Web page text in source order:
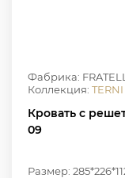
Фабрика:
Коллекция: TERNI
Кровать с
09
Размер: